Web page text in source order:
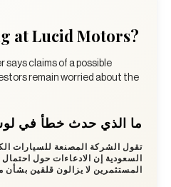
at Lucid Motors?
says claims of a possible
remain worried about the
ما الذي حدث خطأ في
تقول الشركة المصنعة للسيارات
السعودية إن الادعاءات حول
المستثمرين لا يزالون قلقين